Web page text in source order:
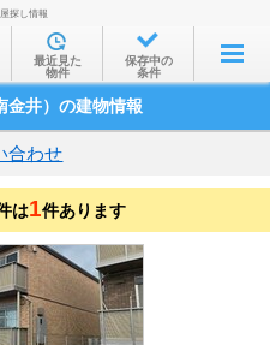
探す
線・駅から
所から
相場から
勤通学時間から
特集から
動産会社から
探し情報
最近見た
物件
保存中の
条件
金井）の建物情報
合わせ
は1件あります